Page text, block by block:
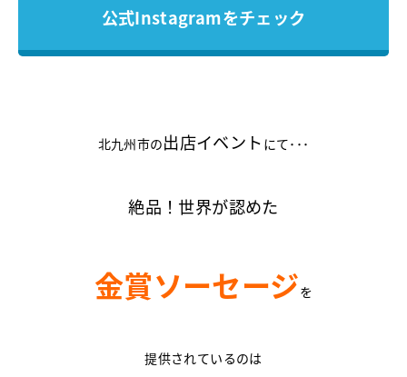
公式Instagramをチェック
北九州市の出店イベント にて･･･
絶品！世界が認めた
金賞ソーセージを
提供されているのは